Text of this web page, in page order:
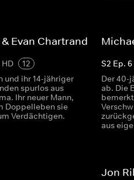
Evan Chartrand
HD
12
und ihr 14-jähriger
spurlos aus
Ihr neuer Mann,
Doppelleben sie
Verdächtigen.
S2 Ep.6
Der 40-
ab. Die
aus
Jon